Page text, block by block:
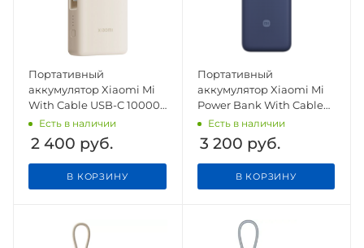
Портативный
аккумулятор Xiaomi Mi
With Cable USB-C 10000
mAh 33W PB1033MI
Beige CN
Есть в наличии
2 400 руб.
В КОРЗИНУ
Портативный
аккумулятор Xiaomi Mi
Power Bank With Cable
USB-C 20000 mAh
PB2030MI Blue
Есть в наличии
3 200 руб.
В КОРЗИНУ